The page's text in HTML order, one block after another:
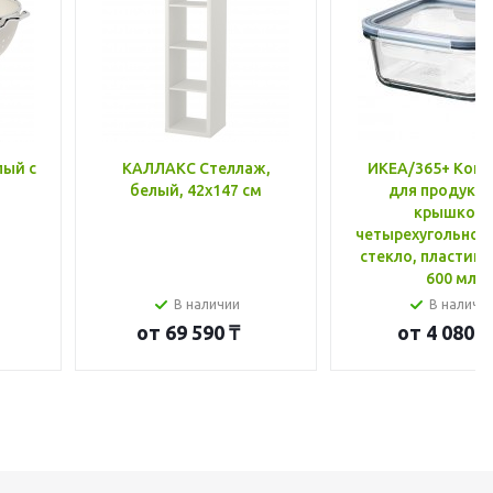
с
КАЛЛАКС Стеллаж,
белый, 42x147 см
В наличии
от 69 590 ₸
ИКЕА/365+
для
крышкой,
стекло, пластик
600 мл
В
от 4 080 ₸